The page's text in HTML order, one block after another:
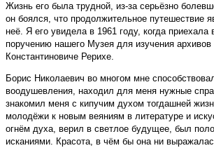
Жизнь его была трудной, из-за серьёзно
он боялся, что продолжительное путешествие
неё. Я его увидела в 1961 году, когда приехала
поручению нашего Музея для изучения
Константиновиче Рерихе.
Борис Николаевич во многом мне
воодушевления, находил для меня нужные
знакомил меня с кипучим духом тогдашней
молодёжи к новым веяниям в литературе и
огнём духа, верил в светлое будущее, был
исканиями. Красота, в чём бы она ни